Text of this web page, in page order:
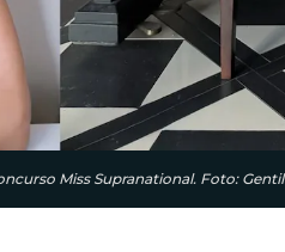
Miss Supranational. Foto: